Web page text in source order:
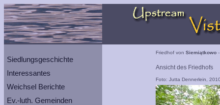
Siedlungsgeschichte
Interessantes
Weichsel Berichte
Ev.-luth. Gemeinden
Friedhof von Siemiątkowo
Ansicht des Friedhofs
Foto: Jutta Dennerlein,